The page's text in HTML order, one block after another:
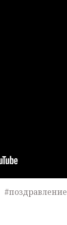
#поздравление